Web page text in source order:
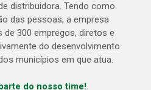
distribuidora. Tendo como
das pessoas, a empresa
de 300 empregos, diretos e
do desenvolvimento
municípios em que atua.
do nosso time!